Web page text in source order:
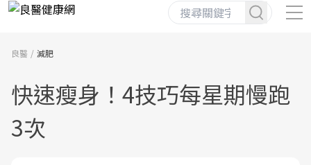
良醫 減肥
快速瘦身！4技巧每星期慢跑
3次